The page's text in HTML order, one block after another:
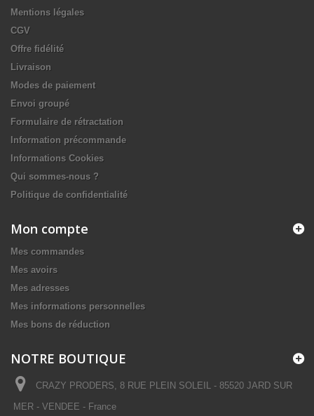
Mentions légales
CGV
Offre fidélité
Livraison
Modes de paiement
Envoi groupé
Formulaire de rétractation
Information précommande
Informations Cookies
Qui sommes-nous ?
Politique de confidentialité
Mon compte
Mes commandes
Mes avoirs
Mes adresses
Mes informations personnelles
Mes bons de réduction
NOTRE BOUTIQUE
CRAZY PRODERS, 8 RUE PLEIN SOLEIL - 85520 JARD SUR
MER - VENDEE - France